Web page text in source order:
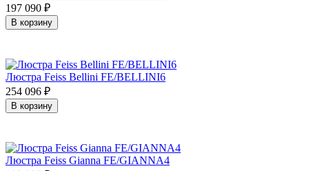
197 090 ₽
В корзину
Люстра Feiss Bellini FE/BELLINI6
254 096 ₽
В корзину
Люстра Feiss Gianna FE/GIANNA4